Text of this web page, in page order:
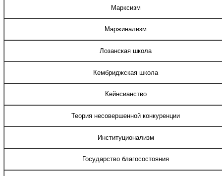
Марксизм
Маржинализм
Лозанская школа
Кембриджская школа
Кейнсианство
Теория несовершенной конкуренции
Институционализм
Государство благосостояния